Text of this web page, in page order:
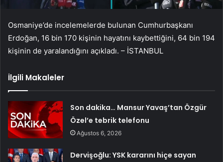
Osmaniye’de incelemelerde bulunan Cumhurbaşkanı
Erdoğan, 16 bin 170 kişinin hayatını kaybettiğini, 64 bin 194
kişinin de yaralandığını açıkladı. – İSTANBUL
İlgili Makaleler
Son dakika… Mansur Yavaş’tan Özgür
Özel’e tebrik telefonu
Ağustos 6, 2026
Dervişoğlu: YSK kararını hiçe sayan